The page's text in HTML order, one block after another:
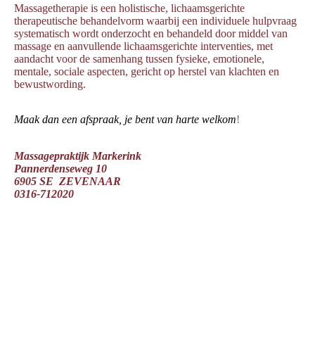
Massagetherapie is een holistische, lichaamsgerichte
therapeutische behandelvorm waarbij een individuele hulpvraag
systematisch wordt onderzocht en behandeld door middel van
massage en aanvullende lichaamsgerichte interventies, met
aandacht voor de samenhang tussen fysieke, emotionele,
mentale, sociale aspecten, gericht op herstel van klachten en
bewustwording.
Maak dan een afspraak, je bent van harte welkom!
Massagepraktijk Markerink
Pannerdenseweg 10
6905 SE ZEVENAAR
0316-712020